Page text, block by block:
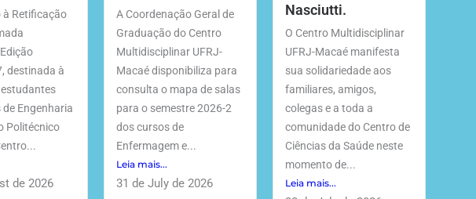
à Retificação
destinada à
estudantes
Engenharia
Politécnico
de 2026
A Coordenação Geral de
Graduação do Centro
Multidisciplinar UFRJ-
Macaé disponibiliza para
consulta o mapa de salas
para o semestre 2026-2
dos cursos de
Enfermagem e...
Leia mais...
31 de July de 2026
Nasciutti.
O Centro Multidisciplinar
UFRJ-Macaé manifesta
sua solidariedade aos
familiares, amigos,
colegas e a toda a
comunidade do Centro de
Ciências da Saúde neste
momento de...
Leia mais...